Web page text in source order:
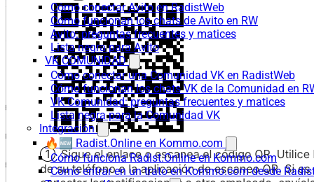
Cómo conectar Avito en RadistWeb
Cómo funcionan los chats de Avito en RW
Avito: preguntas frecuentes y matices
Lista negra para Avito
VK COMUNIDAD
Cómo conectar una Comunidad VK en RadistWeb
Cómo funcionan los chats VK de la Comunidad en
VK Comunidad: preguntas frecuentes y matices
Lista negra para la Comunidad VK
Integración
🔥🆕 Radist.Online en Kommo.com
Cómo funciona Radist.Online en Kommo.com
Cómo entrar en un trato en Kommo.com desde